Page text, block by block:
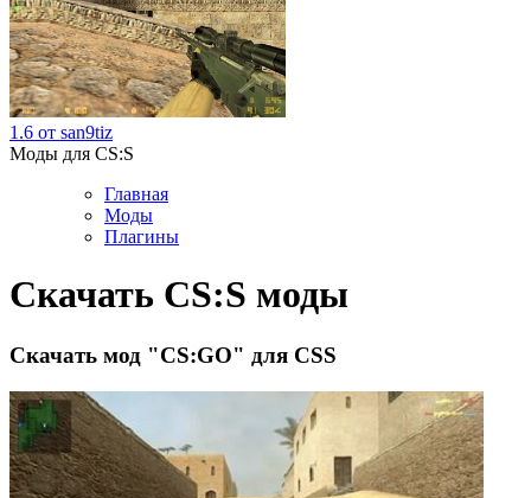
1.6 от san9tiz
Моды для CS:S
Главная
Моды
Плагины
Скачать CS:S моды
Скачать мод "CS:GO" для CSS